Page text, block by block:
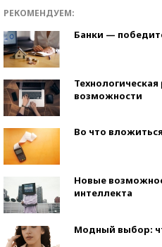
РЕКОМЕНДУЕМ:
Банки —
возможности
Во что
Новые
интеллекта
Модный выбор: